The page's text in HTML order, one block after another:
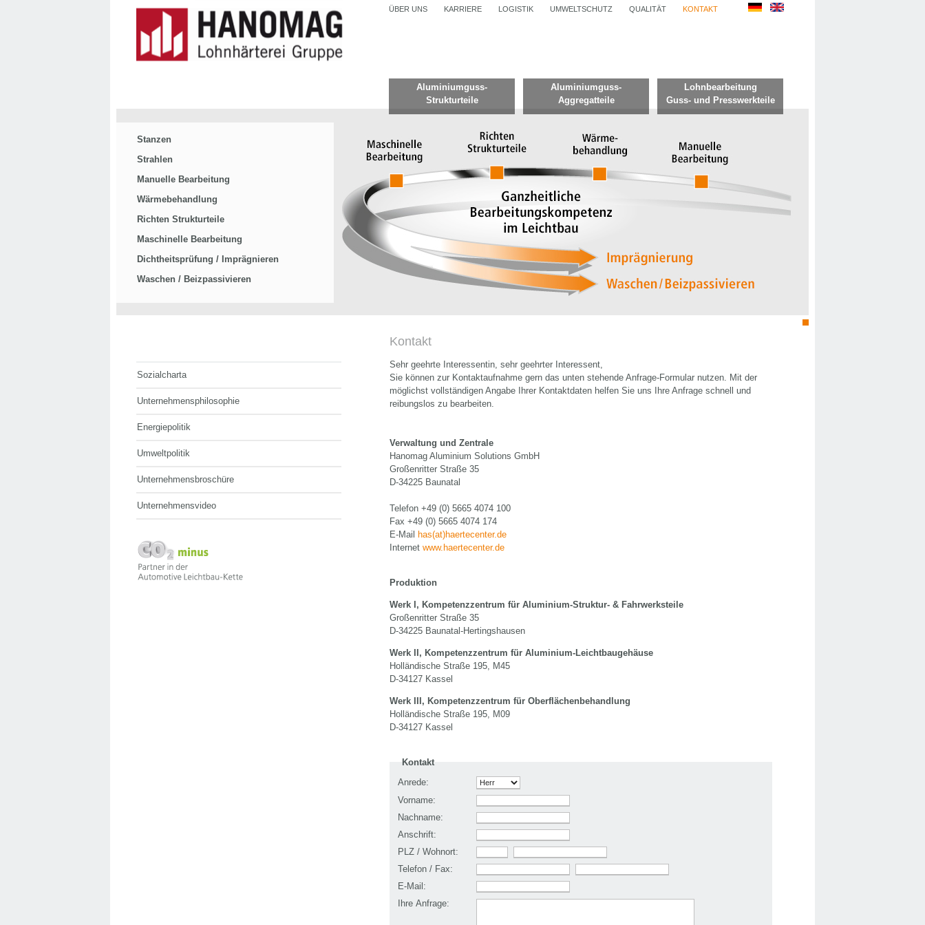
Sozialcharta
Unternehmensphilosophie
Energiepolitik
Umweltpolitik
Unternehmensbroschüre
Unternehmensvideo
Kontakt
Sehr geehrte Interessentin, sehr geehrter Interessent,
Sie können zur Kontaktaufnahme gern das unten stehende Anfrage-Formular nutzen. Mit der
möglichst vollständigen Angabe Ihrer Kontaktdaten helfen Sie uns Ihre Anfrage schnell und
reibungslos zu bearbeiten.
Verwaltung und Zentrale
Hanomag Aluminium Solutions GmbH
Großenritter Straße 35
D-34225 Baunatal
Telefon +49 (0) 5665 4074 100
Fax +49 (0) 5665 4074 174
E-Mail has(at)haertecenter.de
Internet www.haertecenter.de
Produktion
Werk I, Kompetenzzentrum für Aluminium-Struktur- & Fahrwerksteile
Großenritter Straße 35
D-34225 Baunatal-Hertingshausen
Werk II, Kompetenzzentrum für Aluminium-Leichtbaugehäuse
Holländische Straße 195, M45
D-34127 Kassel
Werk III, Kompetenzzentrum für Oberflächenbehandlung
Holländische Straße 195, M09
D-34127 Kassel
Kontakt
Anrede:
Vorname:
Nachname:
Anschrift:
PLZ / Wohnort:
Telefon / Fax:
E-Mail:
Ihre Anfrage:
Aluminiumguss-
Strukturteile
Aluminiumguss-
Aggregatteile
Lohnbearbeitung
Guss- und Presswerkteile
Stanzen
Strahlen
Manuelle Bearbeitung
Wärmebehandlung
Richten Strukturteile
Maschinelle Bearbeitung
Dichtheitsprüfung / Imprägnieren
Waschen / Beizpassivieren
ÜBER UNS KARRIERE LOGISTIK UMWELTSCHUTZ QUALITÄT KONTAKT